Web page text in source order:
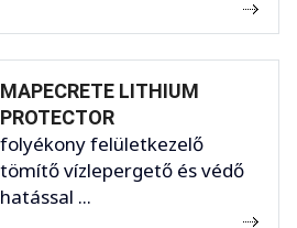
MAPECRETE LITHIUM
PROTECTOR
folyékony felületkezelő
tömítő vízlepergető és védő
hatással ...